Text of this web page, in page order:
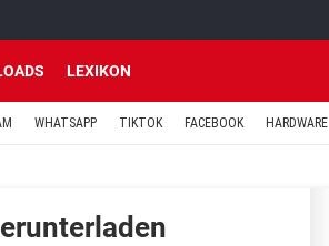
LEXIKON
WHATSAPP TIKTOK FACEBOOK HARDWARE